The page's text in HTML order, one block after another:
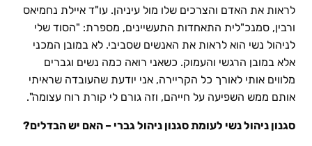
לראות את האדם והצרכים שלו מול עיניהן. עו"ד איילת נחמיאס
ורבין, סמנכ"לית התאחדות התעשיינים, מספרת: "הסוד שלי
לניהול נשי הוא לראות את האנשים שסביבי. לא במובן המכני
אלא במובן הרגשי והעמוק. כשאני רואה כמה נשים וגברים
מלווים אותי לאורך כל הקריירה, אני יודעת שהעובדה שראיתי
אותם ממש השפיעה על חייהם, וזה גורם לי קורת רוח עצומה".
סגנון ניהול נשי לעומת סגנון ניהול גברי – האם יש הבדלים?